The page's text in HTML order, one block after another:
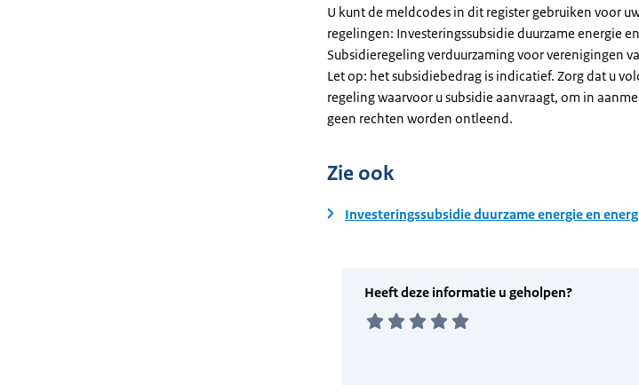
U kunt de meldcodes in dit register gebruiken voor
regelingen: Investeringssubsidie duurzame energie
Subsidieregeling verduurzaming voor verenigingen
Let op: het subsidiebedrag is indicatief. Zorg dat u
regeling waarvoor u subsidie aanvraagt, om in
geen rechten worden ontleend.
Zie ook
Investeringssubsidie duurzame energie en